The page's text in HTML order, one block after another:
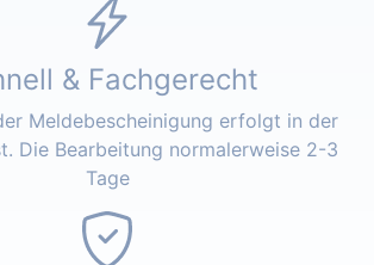
& Fachgerecht
Meldebescheinigung erfolgt in der
Die Bearbeitung normalerweise 2-3
Tage